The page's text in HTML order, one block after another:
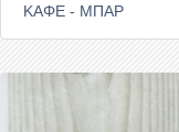
ΚΑΦΕ - ΜΠΑΡ